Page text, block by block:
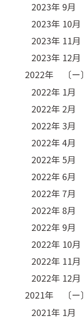
2023年 9月
2023年 10月
2023年 11月
2023年 12月
2022年 〔ー〕
2022年 1月
2022年 2月
2022年 3月
2022年 4月
2022年 5月
2022年 6月
2022年 7月
2022年 8月
2022年 9月
2022年 10月
2022年 11月
2022年 12月
2021年 〔ー〕
2021年 1月